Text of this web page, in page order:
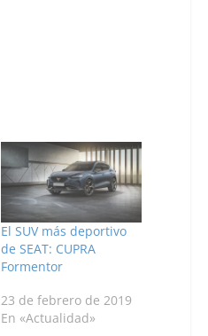
El SUV más deportivo
de SEAT: CUPRA
Formentor
23 de febrero de 2019
En «Actualidad»